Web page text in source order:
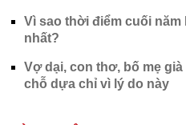
Vì sao thời điểm cuối
nhất?
Vợ dại, con thơ, bố mẹ
chỗ dựa chỉ vì lý do này